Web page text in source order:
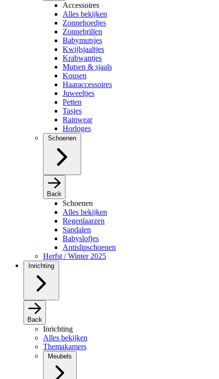
Accessoires
Alles bekijken
Zonnehoedjes
Zonnebrillen
Babymutsjes
Kwijlsjaaltjes
Krabwantjes
Mutsen & sjaals
Kousen
Haaraccessoires
Juweeltjes
Petten
Tasjes
Rainwear
Horloges
Schoenen
Back
Schoenen
Alles bekijken
Regenlaarzen
Sandalen
Babyslofjes
Antislipschoenen
Herfst / Winter 2025
Inrichting
Back
Inrichting
Alles bekijken
Themakamers
Meubels